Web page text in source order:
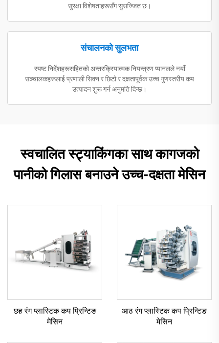
सुरक्षा विशेषताहरूसँग सुसज्जित छ।
संचालनको सुलभता
स्पष्ट निर्देशहरूसहितको अन्तरक्रियात्मक नियन्त्रण प्यानलले नयाँ
सञ्चालकहरूलाई प्रणाली सिक्न र छिटो र दक्षतापूर्वक उच्च गुणस्तरीय कप
उत्पादन शुरू गर्न अनुमति दिन्छ।
स्वचालित स्ट्याकिंगका साथ कागजको
पानीको गिलास बनाउने उच्च-दक्षता मेसिन
छह रंग प्लास्टिक कप प्रिन्टिङ
मेसिन
आठ रंग प्लास्टिक कप प्रिन्टिङ
मेसिन